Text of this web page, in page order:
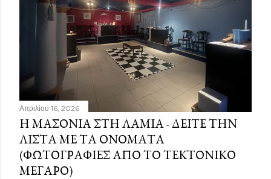
Απριλίου 16, 2026
Η ΜΑΣΟΝΊΑ ΣΤΗ ΛΑΜΊΑ - ΔΕΊΤΕ ΤΗΝ
ΛΊΣΤΑ ΜΕ ΤΑ ΟΝΌΜΑΤΑ
(ΦΩΤΟΓΡΑΦΊΕΣ ΑΠΌ ΤΟ ΤΕΚΤΟΝΙΚΌ
ΜΈΓΑΡΟ)